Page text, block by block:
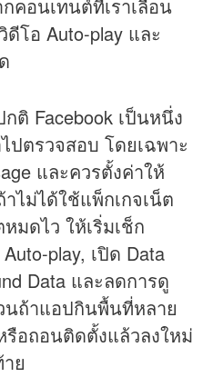
คอนเทนต์ที่เราเลื่อน
โอ Auto-play และ
ติ Facebook เป็นหนึ่ง
ปตรวจสอบ โดยเฉพาะ
และควรตั้งค่าให้
ไม่ได้ใช้แพ็กเกจเน็ต
มดไว ให้เริ่มเช็ก
play, เปิด Data
Data และลดการดู
นถ้าแอปกินพื้นที่หลาย
รือถอนติดตั้งแล้วลงใหม่
ย